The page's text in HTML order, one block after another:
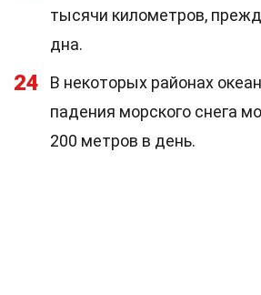
тысячи километров,
дна.
24
В некоторых районах
падения морского снега
200 метров в день.